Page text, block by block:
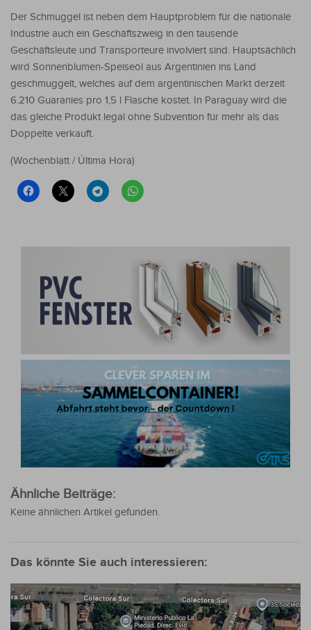
Der Schmuggel ist neben dem Hauptproblem für die nationale
Industrie auch ein Geschäftszweig in den tausende
Geschäftsleute und Transporteure involviert sind. Hauptsächlich
wird Sonnenblumen-Speiseöl aus Argentinien ins Land
geschmuggelt, welches auf dem argentinischen Markt derzeit
6.210 Guaranies pro 1,5 l Flasche kostet. In Paraguay wird die
das gleiche Produkt legal ohne Subvention für mehr als das
Doppelte verkauft.
(Wochenblatt / Última Hora)
Ähnliche Beiträge:
Keine ähnlichen Artikel gefunden.
Das könnte Sie auch interessieren: